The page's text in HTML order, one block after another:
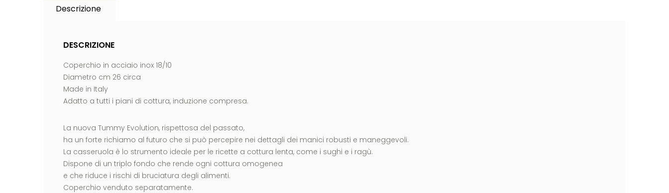
Descrizione
DESCRIZIONE
Coperchio in acciaio inox 18/10
Diametro cm 26 circa
Made in Italy
Adatto a tutti i piani di cottura, induzione compresa.
La nuova Tummy Evolution, rispettosa del passato,
ha un forte richiamo al futuro che si può percepire nei dettagli dei manici robusti e maneggevoli.
La casseruola è lo strumento ideale per le ricette a cottura lenta, come i sughi e i ragù.
Dispone di un triplo fondo che rende ogni cottura omogenea
e che riduce i rischi di bruciatura degli alimenti.
Coperchio venduto separatamente.